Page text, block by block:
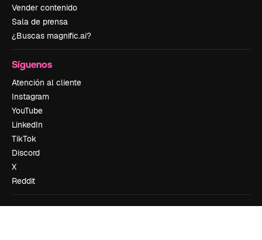
Vender contenido
Sala de prensa
¿Buscas magnific.ai?
Síguenos
Atención al cliente
Instagram
YouTube
LinkedIn
TikTok
Discord
X
Reddit